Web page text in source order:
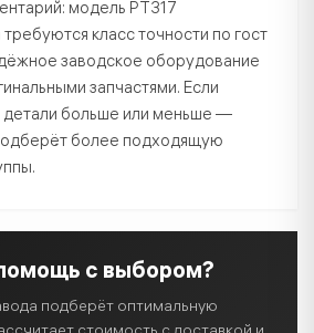
модель РТ317
требуются класс точности по гост
заводское оборудование
запчастями. Если
больше или меньше —
более подходящую
с выбором?
подберёт оптимальную